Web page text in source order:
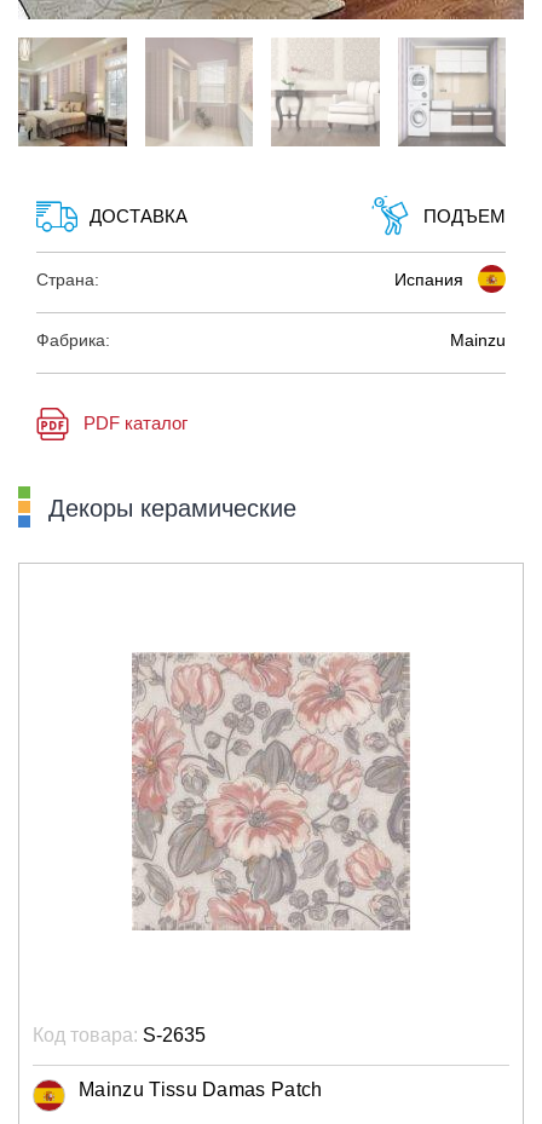
ДОСТАВКА ПОДЪЕМ
Страна: Испания
Фабрика: Mainzu
PDF каталог
Декоры керамические
Код товара: S-2635
Mainzu Tissu Damas Patch